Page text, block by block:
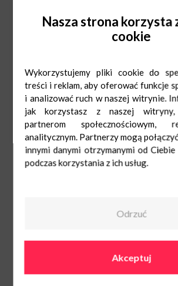
Nasza strona korzysta
cookie
Wykorzystujemy pliki cookie do
treści i reklam, aby oferować funkcje
i analizować ruch w naszej witrynie.
jak korzystasz z naszej witryny,
partnerom społecznościowym,
analitycznym. Partnerzy mogą
innymi danymi otrzymanymi od Ciebie
podczas korzystania z ich usług.
Odrzuć
Akceptuj